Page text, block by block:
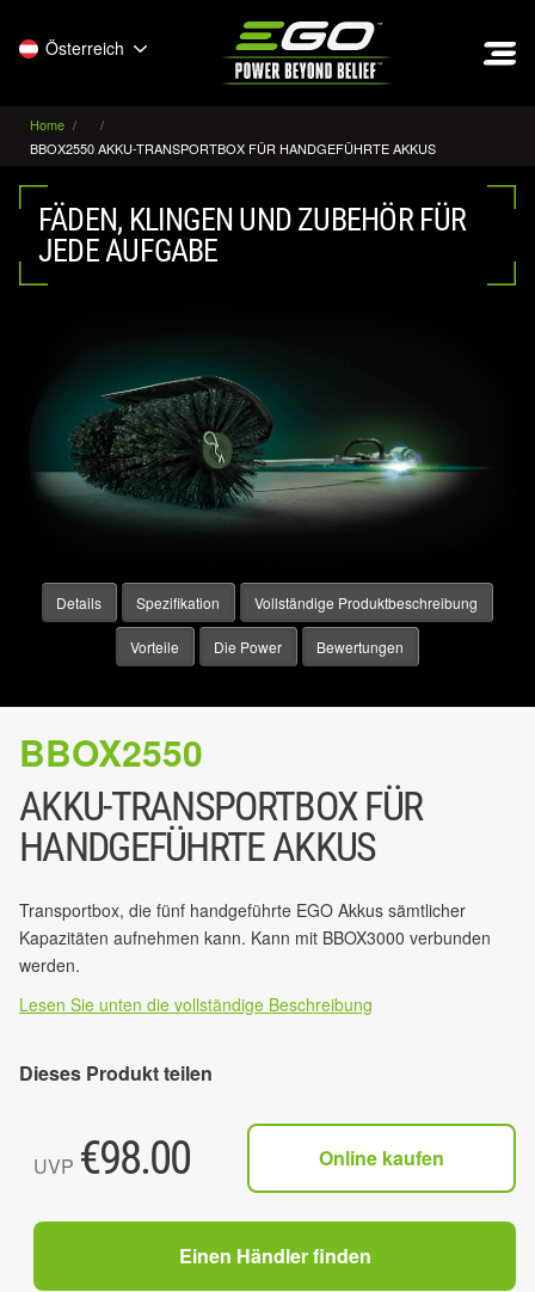
Österreich
Home
BBOX2550 AKKU-TRANSPORTBOX FÜR HANDGEFÜHRTE AKKUS
FÄDEN, KLINGEN UND ZUBEHÖR FÜR
JEDE AUFGABE
Details Spezifikation Vollständige Produktbeschreibung
Vorteile Die Power Bewertungen
BBOX2550
AKKU-TRANSPORTBOX FÜR
HANDGEFÜHRTE AKKUS
Transportbox, die fünf handgeführte EGO Akkus sämtlicher
Kapazitäten aufnehmen kann. Kann mit BBOX3000 verbunden
werden.
Lesen Sie unten die vollständige Beschreibung
Dieses Produkt teilen
UVP €98.00 Online kaufen
Einen Händler finden